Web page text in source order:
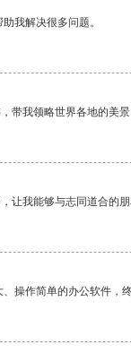
我解决很多问题。
带我领略世界各地的美景
让我能够与志同道合的朋
操作简单的办公软件，